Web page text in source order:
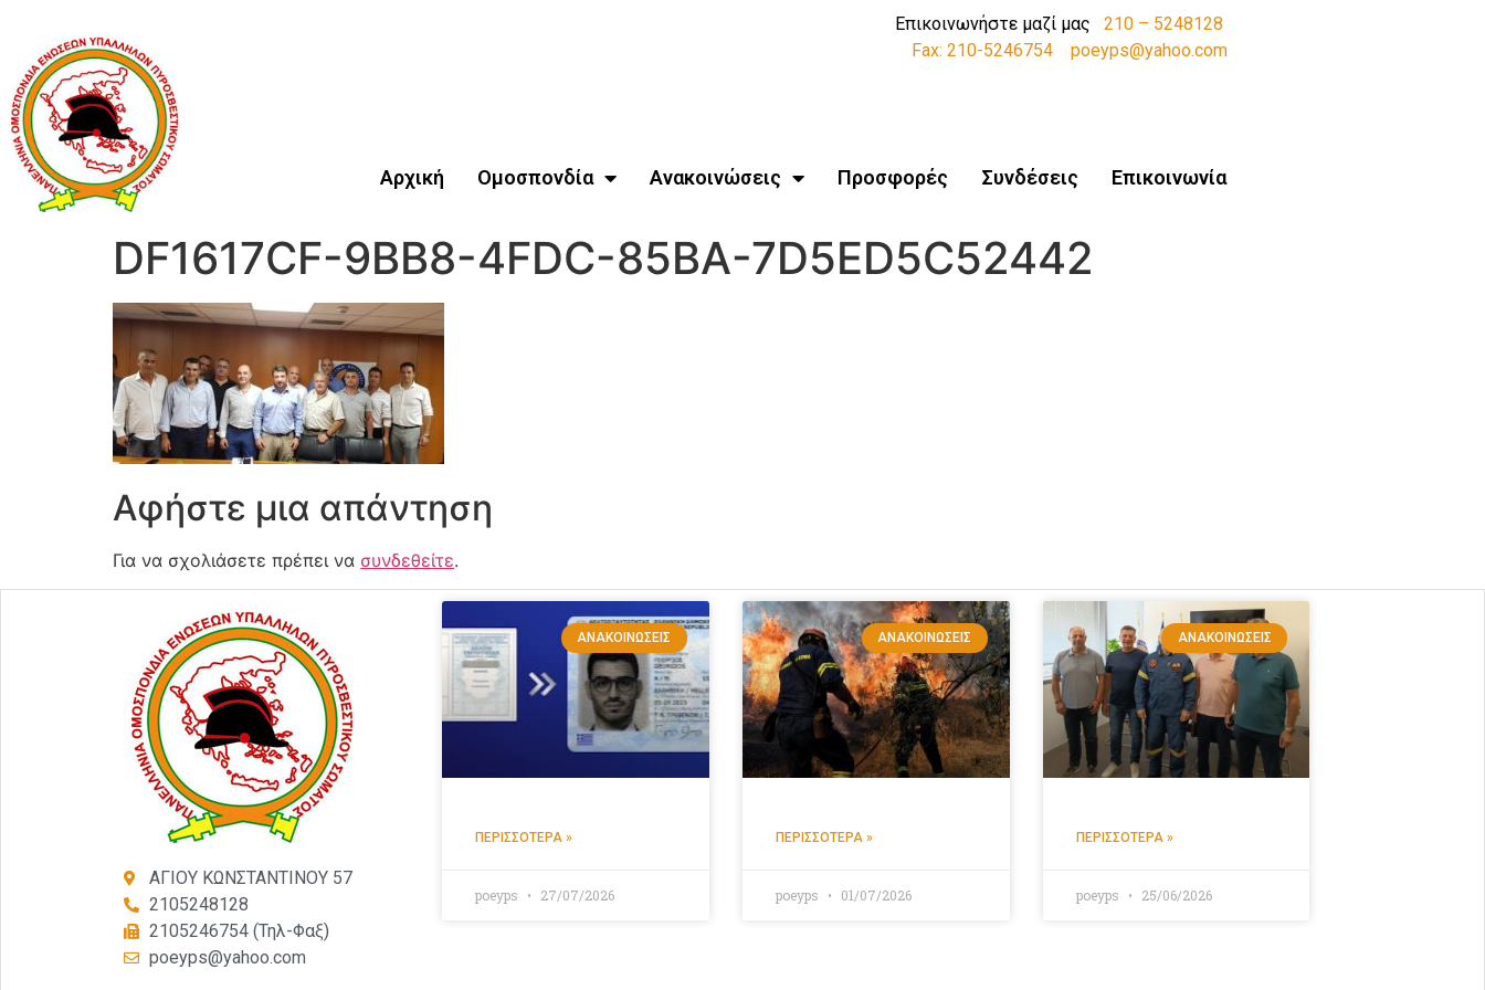
Επικοινωνήστε μαζί μας 210 – 5248128
Fax: 210-5246754
poeyps@yahoo.com
Αρχική Ομοσπονδία Ανακοινώσεις Προσφορές Συνδέσεις Επικοινωνία
DF1617CF-9BB8-4FDC-85BA-7D5ED5C52442
Αφήστε μια απάντηση
Για να σχολιάσετε πρέπει να συνδεθείτε.
ΑΓΙΟΥ ΚΩΝΣΤΑΝΤΙΝΟΥ 57
2105248128
2105246754 (Τηλ-Φαξ)
poeyps@yahoo.com
ΑΝΑΚΟΙΝΏΣΕΙΣ
ΠΕΡΙΣΣΌΤΕΡΑ »
poeyps 27/07/2026
ΑΝΑΚΟΙΝΏΣΕΙΣ
ΠΕΡΙΣΣΌΤΕΡΑ »
poeyps 01/07/2026
ΑΝΑΚΟΙΝΏΣΕΙΣ
ΠΕΡΙΣΣΌΤΕΡΑ »
poeyps 25/06/2026